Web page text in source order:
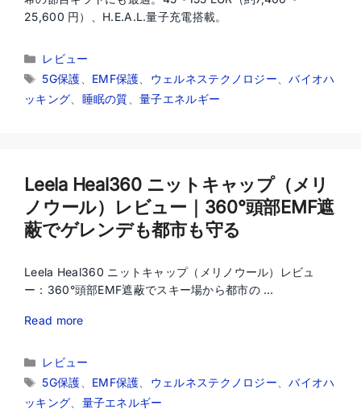
25,600 円）、H.E.A.L.量子充電搭載。
カ
テ
リ
レビュー
タ
グ
5G保護 EMF保護 ウェルネステクノロジー 、バイオハ
ッキング
睡眠の質 、量子エネルギー
Leela Heal360 ニットキャップ（メリ
ノウール）レビュー｜360°頭部EMF遮
蔽でゲレンデも都市も守る
Leela Heal360 ニットキャップ（メリノウール）レビュ
ー：360°頭部EMF遮蔽でスキー場から都市の …
Read more
カ
テ
リ
レビュー
タ
グ
5G保護 EMF保護 ウェルネステクノロジー 、バイオハ
ッキング
量子エネルギー